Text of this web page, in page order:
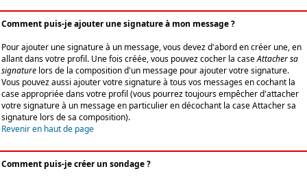
Comment puis-je ajouter une signature à mon message ?
Pour ajouter une signature à un message, vous devez d'abord en créer une, en
allant dans votre profil. Une fois créée, vous pouvez cocher la caseAttacher sa
signature lors de la composition d'un message pour ajouter votre signature.
Vous pouvez aussi ajouter votre signature à tous vos messages en cochant la
case appropriée dans votre profil (vous pourrez toujours empêcher d'attacher
votre signature à un message en particulier en décochant la case Attacher sa
signature lors de sa composition).
Revenir en haut de page
Comment puis-je créer un sondage ?